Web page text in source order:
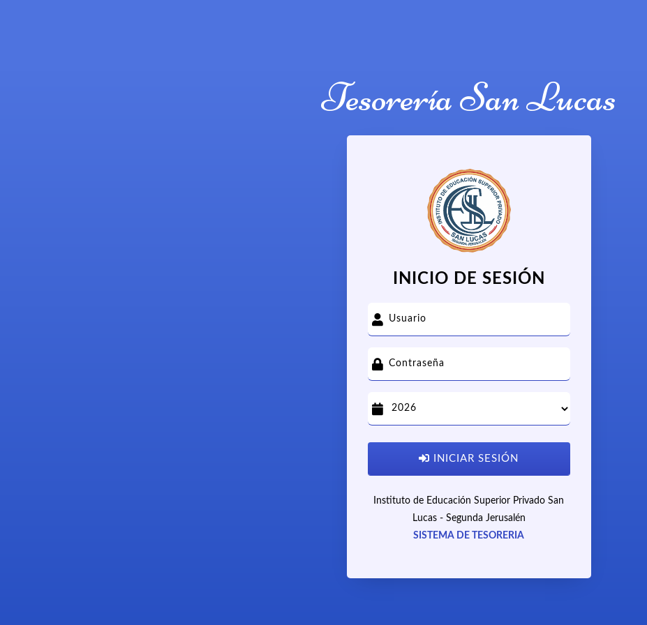
Tesorería San Lucas
INICIO DE SESIÓN
INICIAR SESIÓN
Instituto de Educación Superior Privado San
Lucas - Segunda Jerusalén
SISTEMA DE TESORERIA